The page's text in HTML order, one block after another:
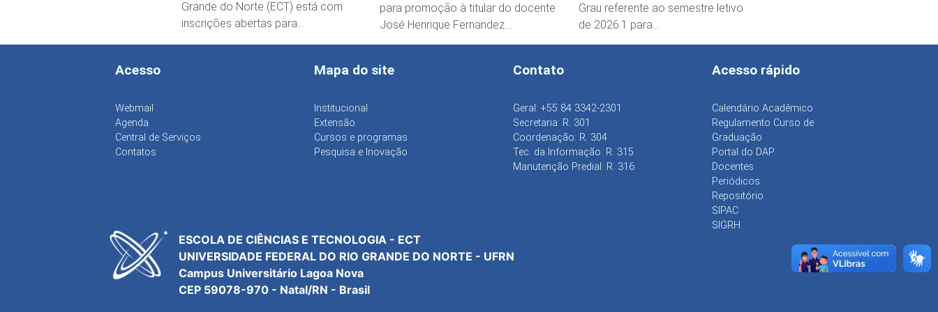
Grande do Norte (ECT) está com
inscrições abertas para…
para promoção à titular do docente
José Henrique Fernandez….
Grau referente ao semestre letivo
de 2026.1 para…
Acesso
Webmail
Agenda
Central de Serviços
Contatos
Mapa do site
Institucional
Extensão
Cursos e programas
Pesquisa e Inovação
Contato
Geral: +55 84 3342-2301
Secretaria: R. 301
Coordenação: R. 304
Tec. da Informação: R. 315
Manutenção Predial: R. 316
Acesso rápido
Calendário Acadêmico
Regulamento Curso de
Graduação
Portal do DAP
Docentes
Periódicos
Repositório
SIPAC
SIGRH
ESCOLA DE CIÊNCIAS E TECNOLOGIA - ECT
UNIVERSIDADE FEDERAL DO RIO GRANDE DO NORTE - UFRN
Campus Universitário Lagoa Nova
CEP 59078-970 - Natal/RN - Brasil